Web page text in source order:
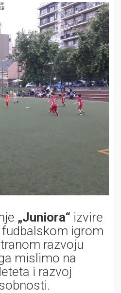
„Juniora“ izvire
igrom
razvoju
mislimo na
i razvoj